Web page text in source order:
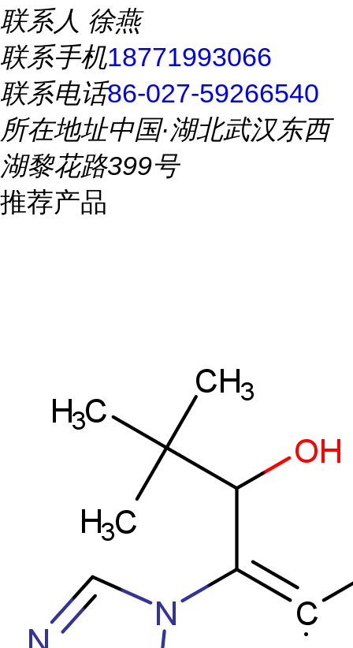
联系人 徐燕
联系手机18771993066
联系电话86-027-59266540
所在地址中国·湖北武汉东西
湖黎花路399号
推荐产品